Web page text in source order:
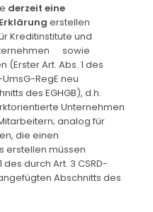
derzeit eine
erstellen
Kreditinstitute und
sowie
(Erster Art. Abs. 1 des
RegE neu
des EGHGB), d.h.
Unternehmen
analog für
die einen
erstellen müssen
des durch Art. 3 CSRD-
Abschnitts des